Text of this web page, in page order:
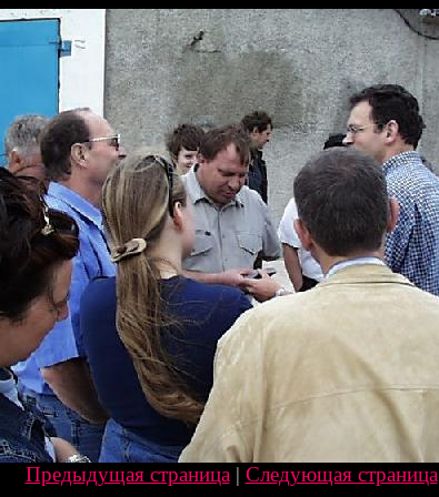
Предыдущая страница| Следующая страница